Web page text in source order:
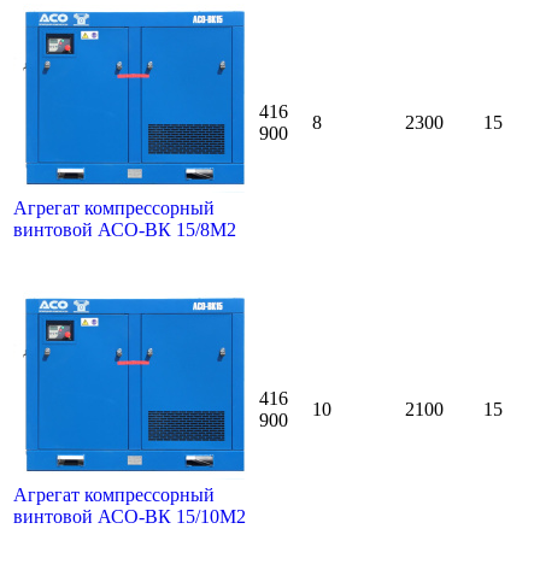
Агрегат компрессорный
винтовой АСО-ВК 15/8М2
416
900
8 2300 15
Агрегат компрессорный
винтовой АСО-ВК 15/10М2
416
900
10 2100 15